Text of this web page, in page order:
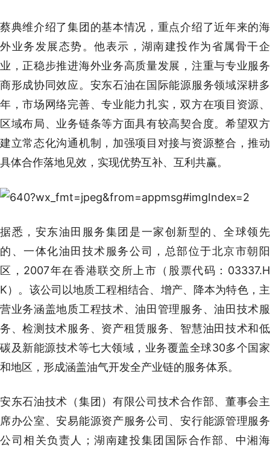
蔡典维介绍了集团的基本情况，重点介绍了近年来的海
外业务发展态势。他表示，湖南建投作为省属骨干企
业，正稳步推进海外业务高质量发展，注重与专业服务
商形成协同效应。安东石油在国际能源服务领域深耕多
年，市场网络完善、专业能力扎实，双方在项目资源、
区域布局、业务链条等方面具有较高契合度。希望双方
建立常态化沟通机制，加强项目对接与资源整合，推动
具体合作落地见效，实现优势互补、互利共赢。
据悉，安东油田服务集团是一家创新型的、全球领先
的、一体化油田技术服务公司，总部位于北京市朝阳
区，2007年在香港联交所上市（股票代码：03337.H
K）。该公司以地质工程相结合、增产、降本为特色，主
营业务涵盖地质工程技术、油田管理服务、油田技术服
务、检测技术服务、资产租赁服务、智慧油田技术和低
碳及新能源技术等七大领域，业务覆盖全球30多个国家
和地区，形成涵盖油气开发全产业链的服务体系。
安东石油技术（集团）有限公司技术合作部、董事会主
席办公室、安易能源资产服务公司、安行能源管理服务
公司相关负责人；湖南建投集团国际合作部、中湘海